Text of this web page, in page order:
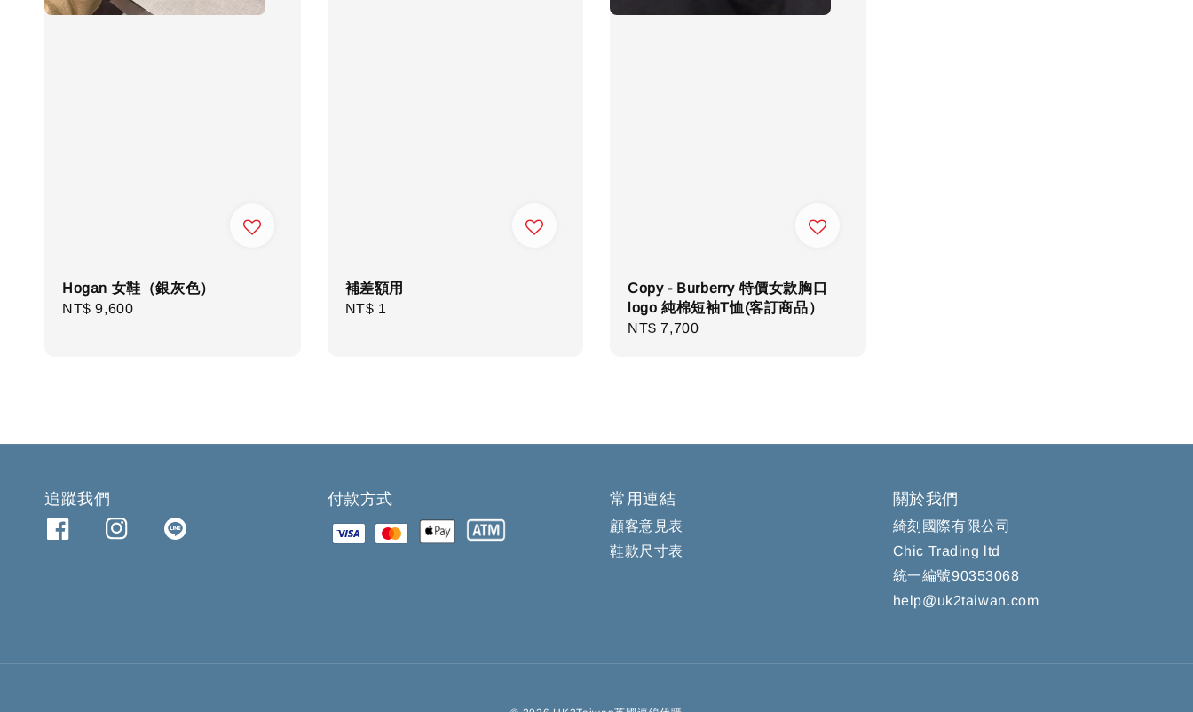
Hogan 女鞋（銀灰色）
Regular
NT$ 9,600
補差額用
Regular
NT$ 1
Copy - Burberry 特價女款胸口
logo 純棉短袖T恤(客訂商品）
Regular
NT$ 7,700
追蹤我們 付款方式 常用連結
顧客意見表
鞋款尺寸表
關於我們
綺刻國際有限公司
Chic Trading ltd
統一編號90353068
help@uk2taiwan.com